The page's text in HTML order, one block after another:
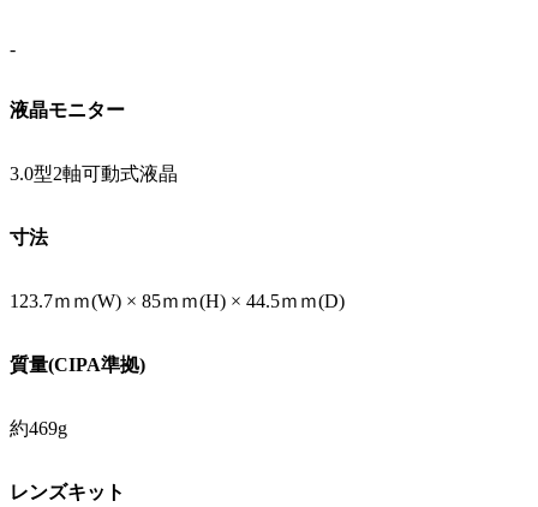
-
液晶モニター
3.0型2軸可動式液晶
寸法
123.7ｍｍ(W) × 85ｍｍ(H) × 44.5ｍｍ(D)
質量(CIPA準拠)
約469g
レンズキット